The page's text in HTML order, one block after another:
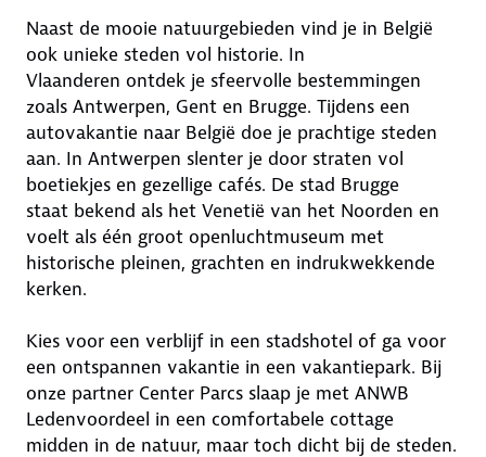
Naast de mooie natuurgebieden vind je in België
ook unieke steden vol historie. In
Vlaanderen ontdek je sfeervolle bestemmingen
zoals Antwerpen, Gent en Brugge. Tijdens een
autovakantie naar België doe je prachtige steden
aan. In Antwerpen slenter je door straten vol
boetiekjes en gezellige cafés. De stad Brugge
staat bekend als het Venetië van het Noorden en
voelt als één groot openluchtmuseum met
historische pleinen, grachten en indrukwekkende
kerken.
Kies voor een verblijf in een stadshotel of ga voor
een ontspannen vakantie in een vakantiepark. Bij
onze partner Center Parcs slaap je met ANWB
Ledenvoordeel in een comfortabele cottage
midden in de natuur, maar toch dicht bij de steden.